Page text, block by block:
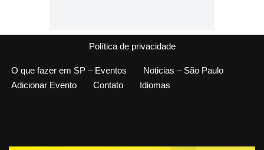
Política de privacidade
O que fazer em SP – Eventos
Noticias – São Paulo
Adicionar Evento
Contato Idiomas